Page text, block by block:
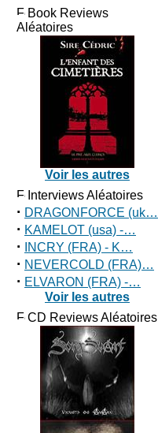
Book Reviews
Aléatoires
Voir les autres
Interviews Aléatoires
· DRAGONFORCE (uk…
· KAMELOT (usa) -…
· INCRY (FRA) - K…
· NEVERCOLD (FRA)…
· ELVARON (FRA) -…
Voir les autres
CD Reviews Aléatoires